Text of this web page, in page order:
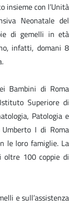
insieme con l’Unità
Neonatale del
di gemelli in età
infatti, domani 8
Bambini di Roma
Superiore di
Patologia e
I di Roma
le loro famiglie. La
oltre 100 coppie di
e sull’assistenza